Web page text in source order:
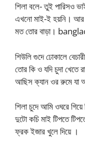
শিলা বলে- তুই পারিসও
এখনো মাই-ই হয়নি। আর
মত তোর বাড়া।
শিউলি গুদে ঢোকালে
তোর কি ও যদি চুদা খেতে
আছিস ক্যান ওর রুমে যা
শিলা চুদে আমি ওঘরে
দুটো কচি মাই টিপতে
ফ্রক ইজার খুলে দিয়ে ।